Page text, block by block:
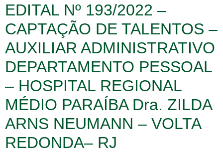
EDITAL Nº 193/2022 –
CAPTAÇÃO DE TALENTOS –
AUXILIAR ADMINISTRATIVO
DEPARTAMENTO PESSOAL
– HOSPITAL REGIONAL
MÉDIO PARAÍBA Dra. ZILDA
ARNS NEUMANN – VOLTA
REDONDA– RJ